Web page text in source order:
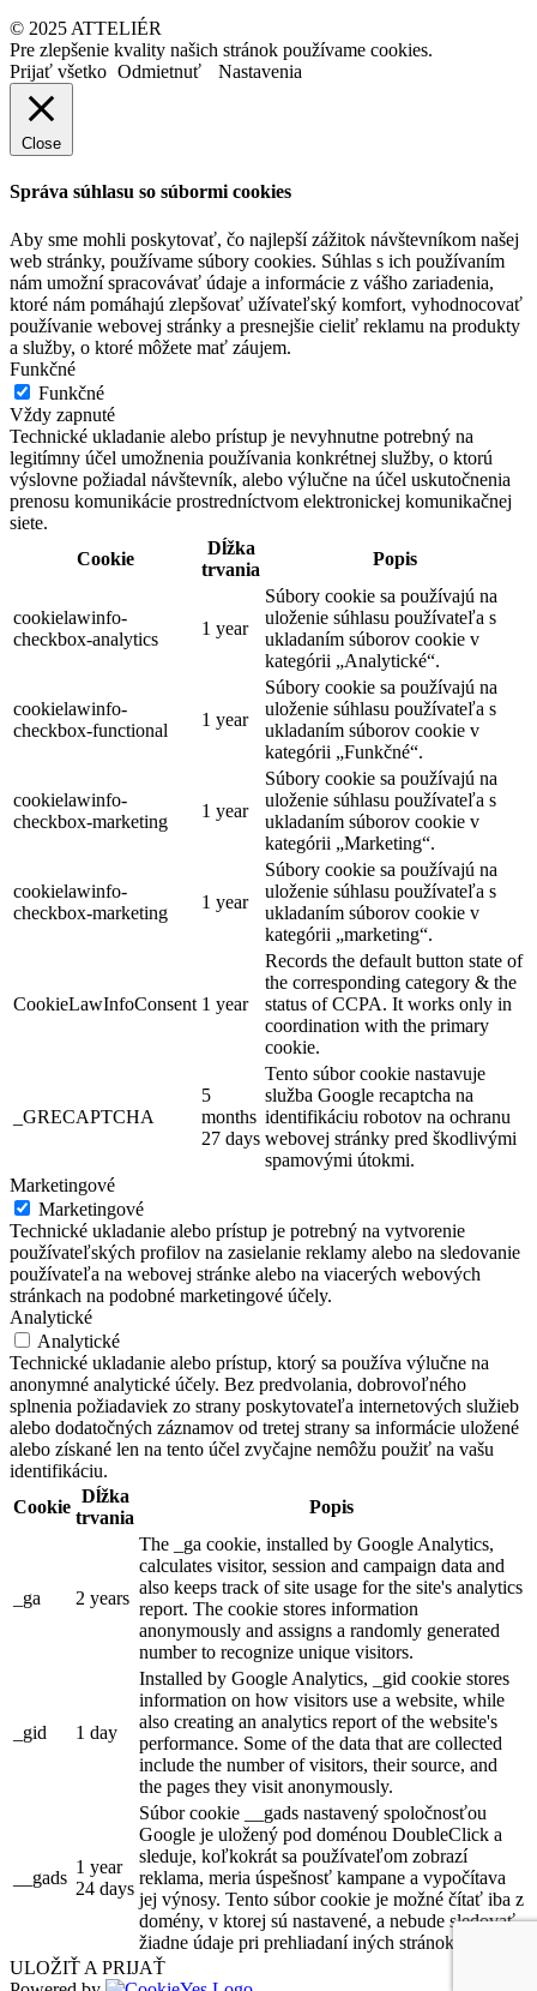
© 2025 ATTELIÉR
Pre zlepšenie kvality našich stránok používame cookies.
Prijať všetko Odmietnuť Nastavenia
Close
Správa súhlasu so súbormi cookies
Aby sme mohli poskytovať, čo najlepší zážitok návštevníkom našej
web stránky, používame súbory cookies. Súhlas s ich používaním
nám umožní spracovávať údaje a informácie z vášho zariadenia,
ktoré nám pomáhajú zlepšovať užívateľský komfort, vyhodnocovať
používanie webovej stránky a presnejšie cieliť reklamu na produkty
a služby, o ktoré môžete mať záujem.
Funkčné
Funkčné
Vždy zapnuté
Technické ukladanie alebo prístup je nevyhnutne potrebný na
legitímny účel umožnenia používania konkrétnej služby, o ktorú
výslovne požiadal návštevník, alebo výlučne na účel uskutočnenia
prenosu komunikácie prostredníctvom elektronickej komunikačnej
siete.
Cookie
Dĺžka
trvania
Popis
cookielawinfo-
checkbox-analytics
1 year
Súbory cookie sa používajú na
uloženie súhlasu používateľa s
ukladaním súborov cookie v
kategórii „Analytické“.
cookielawinfo-
checkbox-functional
1 year
Súbory cookie sa používajú na
uloženie súhlasu používateľa s
ukladaním súborov cookie v
kategórii „Funkčné“.
cookielawinfo-
checkbox-marketing
1 year
Súbory cookie sa používajú na
uloženie súhlasu používateľa s
ukladaním súborov cookie v
kategórii „Marketing“.
cookielawinfo-
checkbox-marketing
1 year
Súbory cookie sa používajú na
uloženie súhlasu používateľa s
ukladaním súborov cookie v
kategórii „marketing“.
CookieLawInfoConsent 1 year
Records the default button state of
the corresponding category & the
status of CCPA. It works only in
coordination with the primary
cookie.
_GRECAPTCHA
5
months
27 days
Tento súbor cookie nastavuje
služba Google recaptcha na
identifikáciu robotov na ochranu
webovej stránky pred škodlivými
spamovými útokmi.
Marketingové
Marketingové
Technické ukladanie alebo prístup je potrebný na vytvorenie
používateľských profilov na zasielanie reklamy alebo na sledovanie
používateľa na webovej stránke alebo na viacerých webových
stránkach na podobné marketingové účely.
Analytické
Analytické
Technické ukladanie alebo prístup, ktorý sa používa výlučne na
anonymné analytické účely. Bez predvolania, dobrovoľného
splnenia požiadaviek zo strany poskytovateľa internetových služieb
alebo dodatočných záznamov od tretej strany sa informácie uložené
alebo získané len na tento účel zvyčajne nemôžu použiť na vašu
identifikáciu.
Cookie
Dĺžka
trvania
Popis
_ga 2 years
The _ga cookie, installed by Google Analytics,
calculates visitor, session and campaign data and
also keeps track of site usage for the site's analytics
report. The cookie stores information
anonymously and assigns a randomly generated
number to recognize unique visitors.
_gid 1 day
Installed by Google Analytics, _gid cookie stores
information on how visitors use a website, while
also creating an analytics report of the website's
performance. Some of the data that are collected
include the number of visitors, their source, and
the pages they visit anonymously.
__gads
1 year
24 days
Súbor cookie __gads nastavený spoločnosťou
Google je uložený pod doménou DoubleClick a
sleduje, koľkokrát sa používateľom zobrazí
reklama, meria úspešnosť kampane a vypočítava
jej výnosy. Tento súbor cookie je možné čítať iba z
domény, v ktorej sú nastavené, a nebude sledovať
žiadne údaje pri prehliadaní iných stránok.
ULOŽIŤ A PRIJAŤ